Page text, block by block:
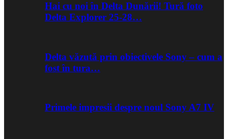
Hai cu noi în Delta Dunării! Tură foto
Delta Explorer 25-28…
Delta văzută prin obiectivele Sony – cum a
fost în tura…
Primele impresii despre noul Sony A7 IV